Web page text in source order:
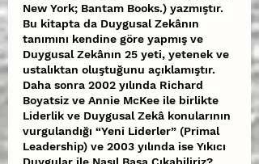
New York; Bantam Books.) yazmıştır.
Bu kitapta da Duygusal Zekânın
tanımını kendine göre yapmış ve
Duygusal Zekânın 25 yeti, yetenek ve
ustalıktan oluştuğunu açıklamıştır.
Daha sonra 2002 yılında Richard
Boyatsiz ve Annie McKee ile birlikte
Liderlik ve Duygusal Zekâ konularının
vurgulandığı “Yeni Liderler” (Primal
Leadership) ve 2003 yılında ise Yıkıcı